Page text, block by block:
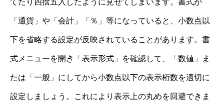
「通貨」や「会計」「％」等になっていると、小数点以
下を省略する設定が反映されていることがあります。書
式メニューを開き「表示形式」を確認して、「数値」ま
たは「一般」にしてから小数点以下の表示桁数を適切に
設定しましょう。これにより表示上の丸めを回避できま